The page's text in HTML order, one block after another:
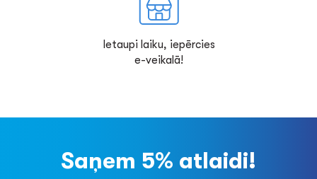
Ietaupi laiku, iepērcies
e-veikalā!
Saņem 5% atlaidi!